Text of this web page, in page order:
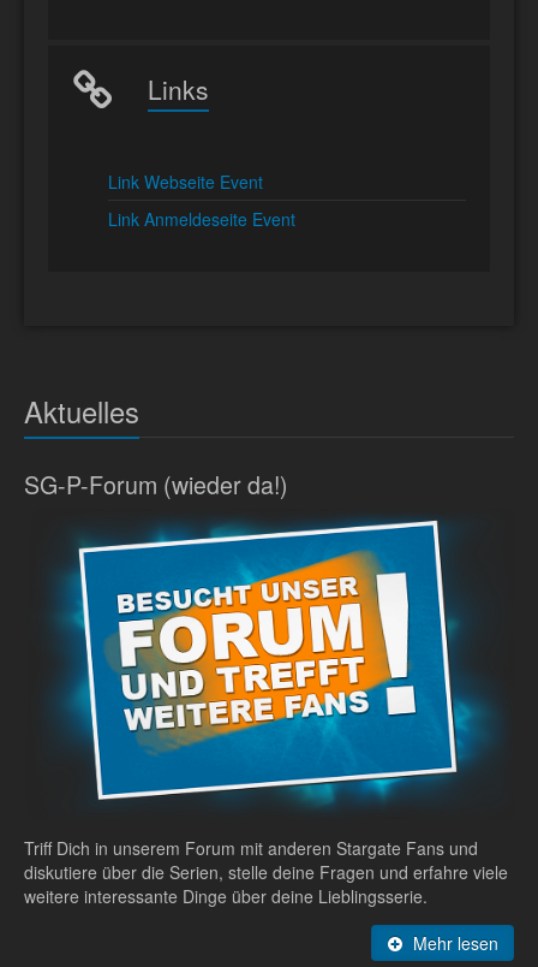
Links
Link Webseite Event
Link Anmeldeseite Event
Aktuelles
SG-P-Forum (wieder da!)
Triff Dich in unserem Forum mit anderen Stargate Fans und
diskutiere über die Serien, stelle deine Fragen und erfahre viele
weitere interessante Dinge über deine Lieblingsserie.
Mehr lesen